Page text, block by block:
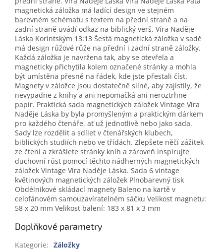
magnetická záložka má ladící design ve stejném
barevném schématu s textem na přední straně a na
zadní straně uvádí odkaz na biblický verš. Víra Naděje
Láska Korintským 13:13 Šestá magnetická záložka v sadě
má design růžové růže na přední i zadní straně záložky.
Každá záložka je navržena tak, aby se otevřela a
magneticky přichytila kolem označené stránky a mohla
být umístěna přesně na řádek, kde jste přestali číst.
Magnety v záložce jsou dostatečně silné, aby zajistily, že
nevypadne z knihy a ani nepomačká ani neroztrhne
papír. Praktická sada magnetických záložek Vintage Víra
Naděje Láska by byla promyšleným a praktickým dárkem
pro každého čtenáře, ať už jednotlivě nebo jako sada.
Sady lze rozdělit a sdílet v čtenářských klubech,
biblických studiích nebo ve třídách. Zlepšete něčí zážitek
ze čtení a zkrášlete stránky knih a zároveň inspirujte
duchovní růst pomocí těchto nádherných magnetických
záložek Vintage Víra Naděje Láska. Sada 6 vintage
květinových magnetických záložek Plnobarevný tisk
Obdélníkové skládací magnety Baleno na kartě v
celofánovém samouzavíratelném sáčku Velikost magnetu:
58 x 20 mm Velikost balení: 183 x 81 x 3 mm
Doplňkové parametry
Kategorie: Záložky